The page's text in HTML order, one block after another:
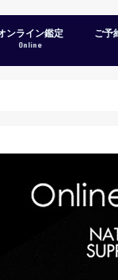
ンライン鑑定
Online
ご予